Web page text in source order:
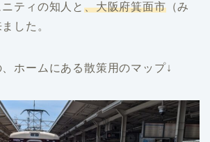
ティの知人と、大阪府箕面市（み
した。
ホームにある散策用のマップ↓